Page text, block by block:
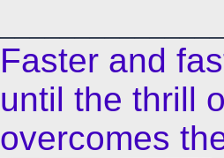
Faster and
until the thrill
overcomes